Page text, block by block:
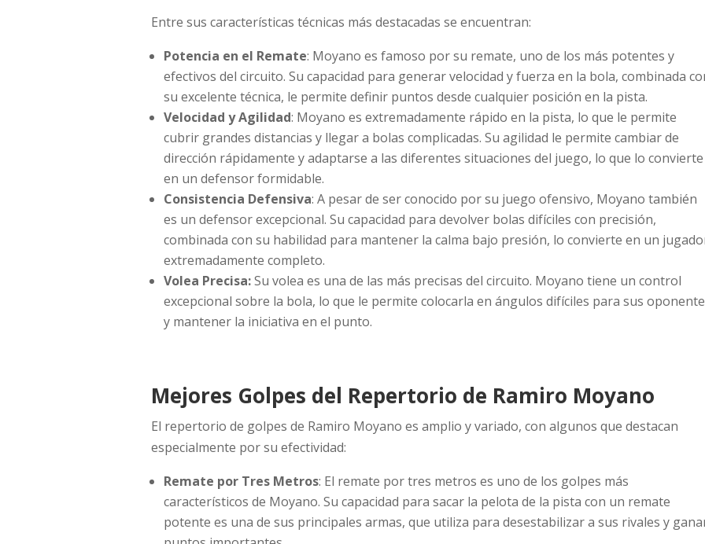
Entre sus características técnicas más destacadas se encuentran:
Potencia en el Remate: Moyano es famoso por su remate, uno de los más potentes y
efectivos del circuito. Su capacidad para generar velocidad y fuerza en la bola, combinada
su excelente técnica, le permite definir puntos desde cualquier posición en la pista.
Velocidad y Agilidad: Moyano es extremadamente rápido en la pista, lo que le permite
cubrir grandes distancias y llegar a bolas complicadas. Su agilidad le permite cambiar de
dirección rápidamente y adaptarse a las diferentes situaciones del juego, lo que lo convierte
en un defensor formidable.
Consistencia Defensiva: A pesar de ser conocido por su juego ofensivo, Moyano también
es un defensor excepcional. Su capacidad para devolver bolas difíciles con precisión,
combinada con su habilidad para mantener la calma bajo presión, lo convierte en un
extremadamente completo.
Volea Precisa:Su volea es una de las más precisas del circuito. Moyano tiene un control
excepcional sobre la bola, lo que le permite colocarla en ángulos difíciles para sus
y mantener la iniciativa en el punto.
Mejores Golpes del Repertorio de Ramiro Moyano
El repertorio de golpes de Ramiro Moyano es amplio y variado, con algunos que destacan
especialmente por su efectividad:
Remate por Tres Metros: El remate por tres metros es uno de los golpes más
característicos de Moyano. Su capacidad para sacar la pelota de la pista con un remate
potente es una de sus principales armas, que utiliza para desestabilizar a sus rivales y